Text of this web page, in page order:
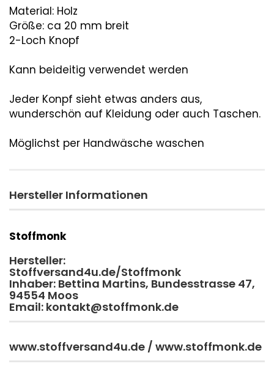
Material: Holz
Größe: ca 20 mm breit
2-Loch Knopf
Kann beideitig verwendet werden
Jeder Konpf sieht etwas anders aus,
wunderschön auf Kleidung oder auch Taschen.
Möglichst per Handwäsche waschen
Hersteller Informationen
Stoffmonk
Hersteller:
Stoffversand4u.de/Stoffmonk
Inhaber: Bettina Martins, Bundesstrasse 47,
94554 Moos
Email: kontakt@stoffmonk.de
www.stoffversand4u.de / www.stoffmonk.de